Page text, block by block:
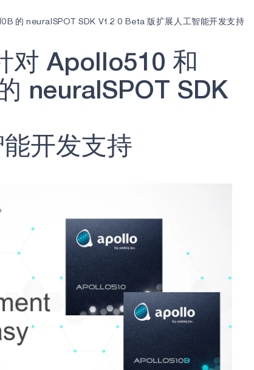
站
伙伴
的 neuralSPOT SDK V1.2.0 Beta 版扩展人工智能开发支持
对 Apo o51 0 和
neura S PO S D K
能开发支持
OK